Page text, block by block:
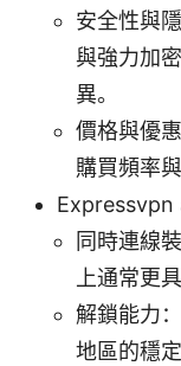
安全性與
與強力加
異。
價格與優
購買頻率
同時連線
上通常更
解鎖能力
地區的穩